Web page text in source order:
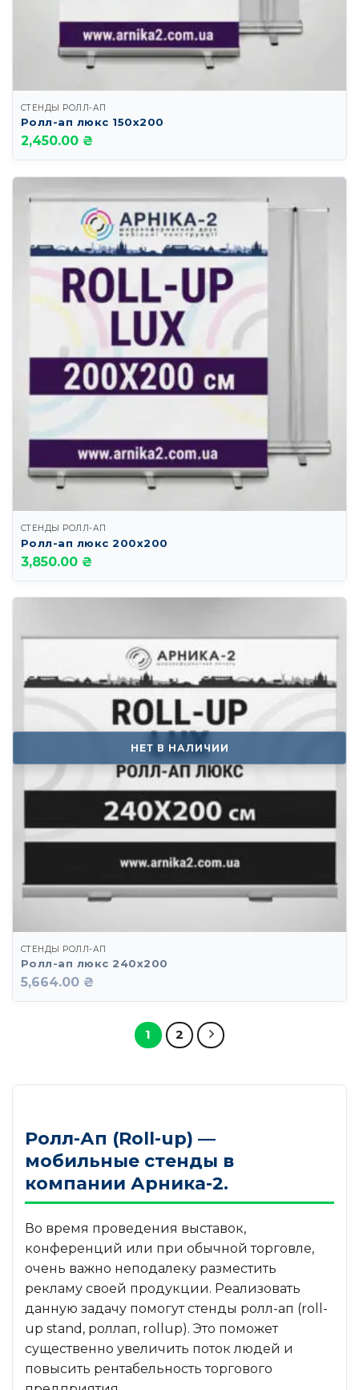
СТЕНДЫ РОЛЛ-АП
Ролл-ап люкс 150х200
2,450.00 ₴
СТЕНДЫ РОЛЛ-АП
Ролл-ап люкс 200х200
3,850.00 ₴
НЕТ В НАЛИЧИИ
СТЕНДЫ РОЛЛ-АП
Ролл-ап люкс 240х200
5,664.00 ₴
1 2
Ролл-Ап (Roll-up) —
мобильные стенды в
компании Арника-2.
Во время проведения выставок,
конференций или при обычной торговле,
очень важно неподалеку разместить
рекламу своей продукции. Реализовать
данную задачу помогут стенды ролл-ап (roll-
up stand, роллап, rollup). Это поможет
существенно увеличить поток людей и
повысить рентабельность торгового